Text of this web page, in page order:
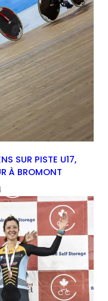
SUR PISTE U17,
À BROMONT